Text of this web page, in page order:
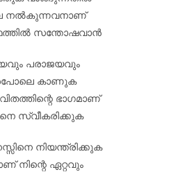
നൽകുന്നവനാണ്
സന്തോഷവാൻ
പരാജയവും
കാണുക
ഭാഗമാണ്
സ്വീകരിക്കുക
നിയന്ത്രിക്കുക
നിന്റെ ഏറ്റവും